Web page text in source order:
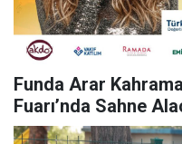
Funda Arar
Fuarı’nda Sahne